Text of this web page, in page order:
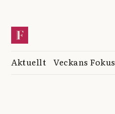
Aktuellt Veckans Fokus